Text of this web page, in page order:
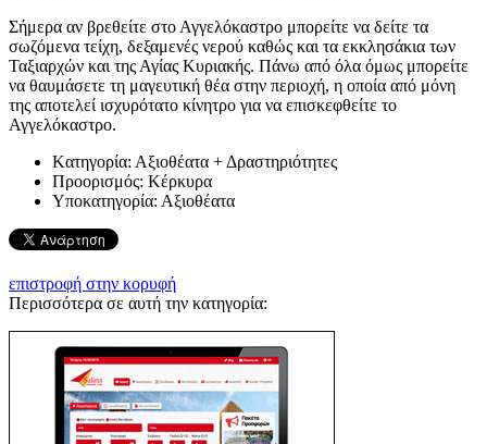
Σήμερα αν βρεθείτε στο Αγγελόκαστρο μπορείτε να δείτε τα
σωζόμενα τείχη, δεξαμενές νερού καθώς και τα εκκλησάκια των
Ταξιαρχών και της Αγίας Κυριακής. Πάνω από όλα όμως μπορείτε
να θαυμάσετε τη μαγευτική θέα στην περιοχή, η οποία από μόνη
της αποτελεί ισχυρότατο κίνητρο για να επισκεφθείτε το
Αγγελόκαστρο.
Kατηγορία: Αξιοθέατα + Δραστηριότητες
Προορισμός: Κέρκυρα
Υποκατηγορία: Αξιοθέατα
επιστροφή στην κορυφή
Περισσότερα σε αυτή την κατηγορία: